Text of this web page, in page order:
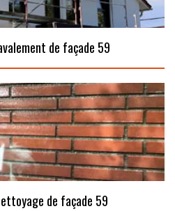
de façade 59
de façade 59